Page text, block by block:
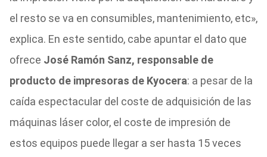
el resto se va en consumibles, mantenimiento, etc»,
explica. En este sentido, cabe apuntar el dato que
ofrece José Ramón Sanz, responsable de
producto de impresoras de Kyocera: a pesar de la
caída espectacular del coste de adquisición de las
máquinas láser color, el coste de impresión de
estos equipos puede llegar a ser hasta 15 veces